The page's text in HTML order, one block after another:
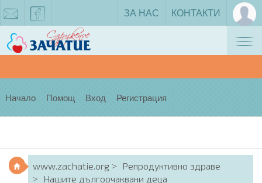
facebook
ЗА НАС КОНТАКТИ
Начало Помощ Вход Регистрация
www.zachatie.org
Репродуктивно здраве
Нашите дългоочаквани деца